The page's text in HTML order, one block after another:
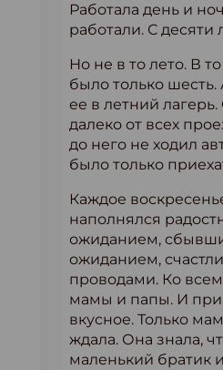
Работала день и
работали. С десяти
Но не в то лето. В
было только
ее в летний лагерь.
далеко от всех
до него не ходил
было только
Каждое
наполнялся
ожиданием,
ожиданием,
проводами. Ко
мамы и папы. И
вкусное. Только
ждала. Она знала,
маленький братик